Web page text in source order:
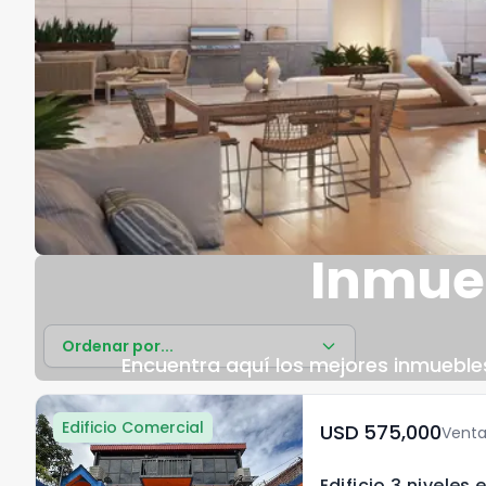
Encuentra aquí los mejores
Ordenar por...
Edificio Comercial USD	575,000Venta